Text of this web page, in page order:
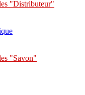
"Distributeur"
"Savon"